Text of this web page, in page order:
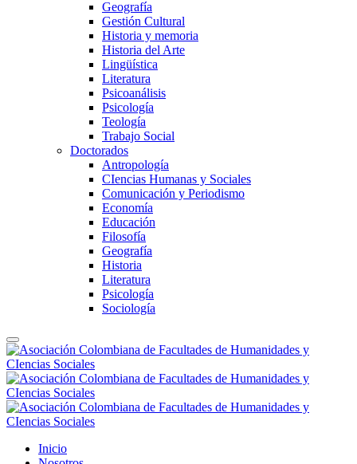
Geografía
Gestión Cultural
Historia y memoria
Historia del Arte
Lingüística
Literatura
Psicoanálisis
Psicología
Teología
Trabajo Social
Doctorados
Antropología
CIencias Humanas y Sociales
Comunicación y Periodismo
Economía
Educación
Filosofía
Geografía
Historia
Literatura
Psicología
Sociología
Inicio